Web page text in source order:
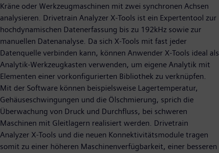
Kräne oder Werkzeugmaschinen mit zwei synchronen Achsen
analysieren. Drivetrain Analyzer X-Tools ist ein Expertentool zur
hochdynamischen Datenerfassung bis zu 192kHz sowie zur
manuellen Datenanalyse. Da sich X-Tools mit fast jeder
Datenquelle verbinden kann, können Anwender X-Tools ideal als
Analytik-Werkzeugkasten verwenden, um eigene Analytik mit
Elementen einer vorkonfigurierten Bibliothek zu verknüpfen.
Mit der Software können beispielsweise Lagertemperatur,
Gehäuseschwingungen und die Ölschmierung, sprich die
Überwachung von Druck und Durchfluss, bei schweren
Maschinen mit Gleitlagern realisiert werden. Drivetrain
Analyzer X-Tools und die neuen Konnektivitätsmodule tragen
somit zu einer höheren Maschinenverfügbarkeit, einer besseren